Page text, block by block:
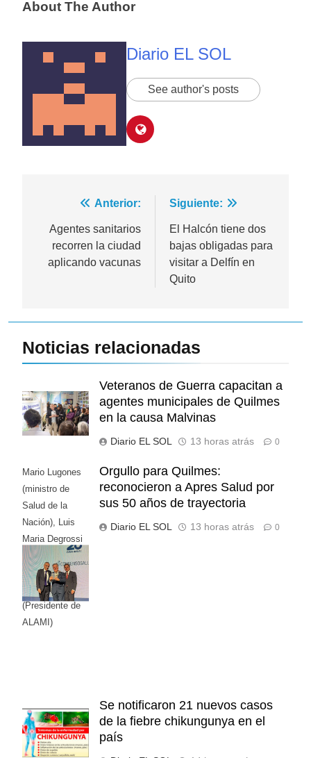
About The Author
Diario EL SOL
See author's posts
Navegación
de
entradas
Anterior:
Agentes sanitarios
recorren la ciudad
aplicando vacunas
Siguiente:
El Halcón tiene dos
bajas obligadas para
visitar a Delfín en
Quito
Noticias relacionadas
Veteranos de Guerra capacitan a
agentes municipales de Quilmes
en la causa Malvinas
Diario EL SOL 13 horas atrás 0
Mario Lugones
(ministro de
Salud de la
Nación), Luis
Maria Degrossi
(Presidente de
Apres Salud) y
Cristian Mazza
(Presidente de
ALAMI)
Orgullo para Quilmes:
reconocieron a Apres Salud por
sus 50 años de trayectoria
Diario EL SOL 13 horas atrás 0
Se notificaron 21 nuevos casos
de la fiebre chikungunya en el
país